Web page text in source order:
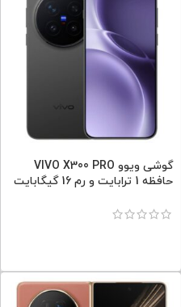
گوشی ویوو VIVO X300 PRO
حافظه 1 ترابایت و رم 16 گیگابایت